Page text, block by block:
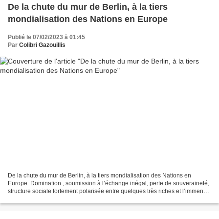
De la chute du mur de Berlin, à la tiers
mondialisation des Nations en Europe
Publié le 07/02/2023 à 01:45
Par Colibri Gazouillis
De la chute du mur de Berlin, à la tiers mondialisation des Nations en
Europe. Domination , soumission à l’échange inégal, perte de souveraineté,
structure sociale fortement polarisée entre quelques très riches et l’immense